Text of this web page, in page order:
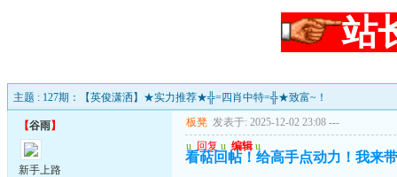
站
主题 : 127期：【英俊潇洒】★实力推荐★╬=四肖中特=╬★致富~！
【谷雨】
新手上路
板凳 发表于: 2025-12-02 23:08 ---
u 回复 u 编辑 u
看萜回帖！给高手点动力！我来